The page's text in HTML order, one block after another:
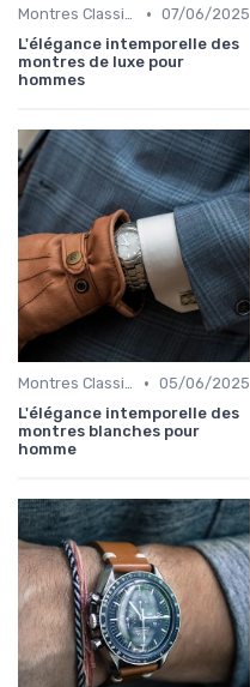
Montres Classiques • 07/06/2025
L'élégance intemporelle des
montres de luxe pour
hommes
Montres Classiques • 05/06/2025
L'élégance intemporelle des
montres blanches pour
homme